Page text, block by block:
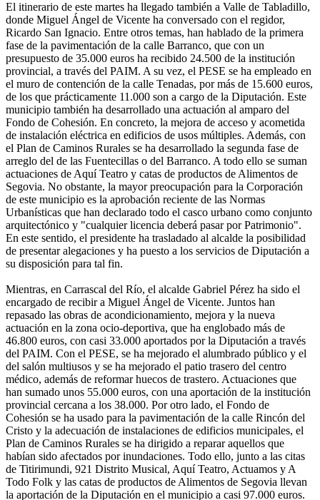
El itinerario de este martes ha llegado también a Valle de Tabladillo,
donde Miguel Ángel de Vicente ha conversado con el regidor,
Ricardo San Ignacio. Entre otros temas, han hablado de la primera
fase de la pavimentación de la calle Barranco, que con un
presupuesto de 35.000 euros ha recibido 24.500 de la institución
provincial, a través del PAIM. A su vez, el PESE se ha empleado en
el muro de contención de la calle Tenadas, por más de 15.600 euros,
de los que prácticamente 11.000 son a cargo de la Diputación. Este
municipio también ha desarrollado una actuación al amparo del
Fondo de Cohesión. En concreto, la mejora de acceso y acometida
de instalación eléctrica en edificios de usos múltiples. Además, con
el Plan de Caminos Rurales se ha desarrollado la segunda fase de
arreglo del de las Fuentecillas o del Barranco. A todo ello se suman
actuaciones de Aquí Teatro y catas de productos de Alimentos de
Segovia. No obstante, la mayor preocupación para la Corporación
de este municipio es la aprobación reciente de las Normas
Urbanísticas que han declarado todo el casco urbano como conjunto
arquitectónico y "cualquier licencia deberá pasar por Patrimonio".
En este sentido, el presidente ha trasladado al alcalde la posibilidad
de presentar alegaciones y ha puesto a los servicios de Diputación a
su disposición para tal fin.
Mientras, en Carrascal del Río, el alcalde Gabriel Pérez ha sido el
encargado de recibir a Miguel Ángel de Vicente. Juntos han
repasado las obras de acondicionamiento, mejora y la nueva
actuación en la zona ocio-deportiva, que ha englobado más de
46.800 euros, con casi 33.000 aportados por la Diputación a través
del PAIM. Con el PESE, se ha mejorado el alumbrado público y el
del salón multiusos y se ha mejorado el patio trasero del centro
médico, además de reformar huecos de trastero. Actuaciones que
han sumado unos 55.000 euros, con una aportación de la institución
provincial cercana a los 38.000. Por otro lado, el Fondo de
Cohesión se ha usado para la pavimentación de la calle Rincón del
Cristo y la adecuación de instalaciones de edificios municipales, el
Plan de Caminos Rurales se ha dirigido a reparar aquellos que
habían sido afectados por inundaciones. Todo ello, junto a las citas
de Titirimundi, 921 Distrito Musical, Aquí Teatro, Actuamos y A
Todo Folk y las catas de productos de Alimentos de Segovia llevan
la aportación de la Diputación en el municipio a casi 97.000 euros.